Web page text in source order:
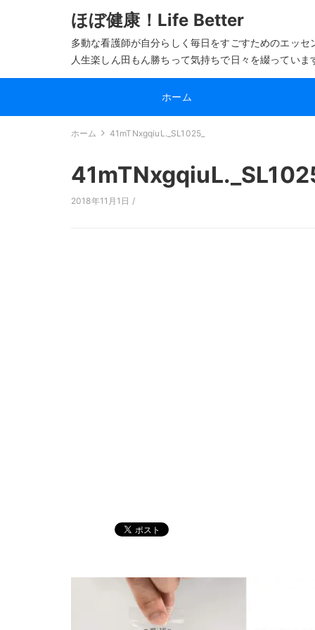
ほぼ健康！Life Better
多動な看護師が自分らしく毎日をすごすためのエッ
人生楽しん田もん勝ちって気持ちで日々を綴っていま
ホーム
ホーム 41mTNxgqiuL._SL1025_
2018年11月1日 /